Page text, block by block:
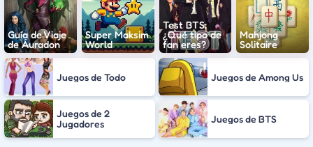
Guía de Viaje
de Áuradon
Super Maksim
World
Test BTS:
¿Qué tipo de
fan eres?
Mahjong
Solitaire
Juegos de Todo Juegos de Among Us
Juegos de 2
Jugadores
Juegos de BTS